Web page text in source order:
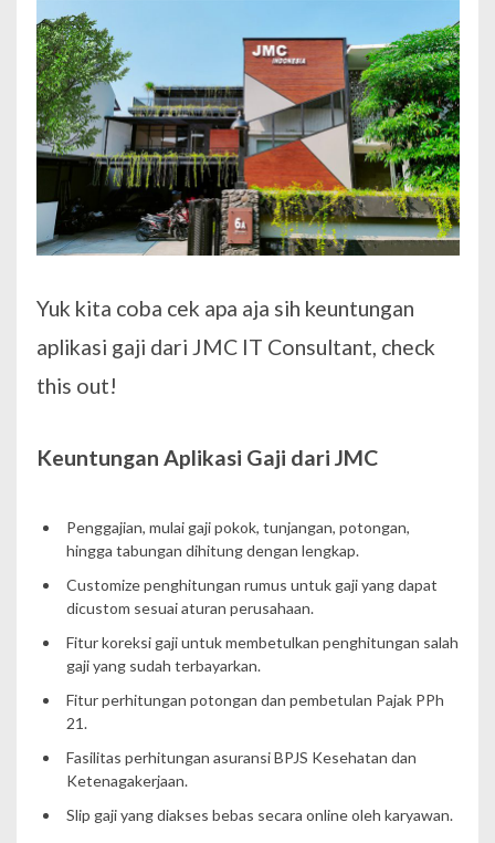
Yuk kita coba cek apa aja sih keuntungan
aplikasi gaji dari JMC IT Consultant, check
this out!
Keuntungan Aplikasi Gaji dari JMC
Penggajian, mulai gaji pokok, tunjangan, potongan,
hingga tabungan dihitung dengan lengkap.
Customize penghitungan rumus untuk gaji yang dapat
dicustom sesuai aturan perusahaan.
Fitur koreksi gaji untuk membetulkan penghitungan salah
gaji yang sudah terbayarkan.
Fitur perhitungan potongan dan pembetulan Pajak PPh
21.
Fasilitas perhitungan asuransi BPJS Kesehatan dan
Ketenagakerjaan.
Slip gaji yang diakses bebas secara online oleh karyawan.